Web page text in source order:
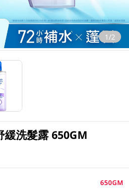
1/2
緩洗髮露 650GM
650GM